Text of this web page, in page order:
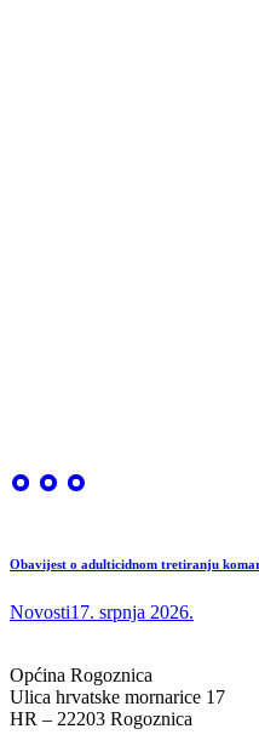
Obavijest o adulticidnom tretiranju
Novosti17. srpnja 2026.
Općina Rogoznica
Ulica hrvatske mornarice 17
HR – 22203 Rogoznica